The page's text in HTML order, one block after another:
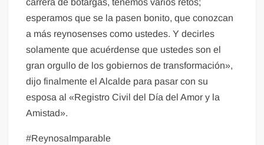
carrera de botargas, tenemos varios retos;
esperamos que se la pasen bonito, que conozcan
a más reynosenses como ustedes. Y decirles
solamente que acuérdense que ustedes son el
gran orgullo de los gobiernos de transformación»,
dijo finalmente el Alcalde para pasar con su
esposa al «Registro Civil del Día del Amor y la
Amistad».
#ReynosaImparable